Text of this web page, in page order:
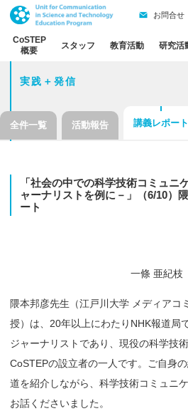
CoSTEP
概要
スタッフ 教育活動 研究活
お問合せ
実践＋発信
全件一覧 活動報告 講義レポート
「社会の中での科学技術コミュニ
ャーナリストを例に －」 （6/10）
ート
一條 亜紀枝
隈本邦彦先生（江戸川大学 メディアコ
授）は、20年以上にわたりNHK報道局
ジャーナリストであり、現役の科学技
CoSTEPの設立者の一人です。ご自身
道を紹介しながら、科学技術コミュニ
お話くださいました。